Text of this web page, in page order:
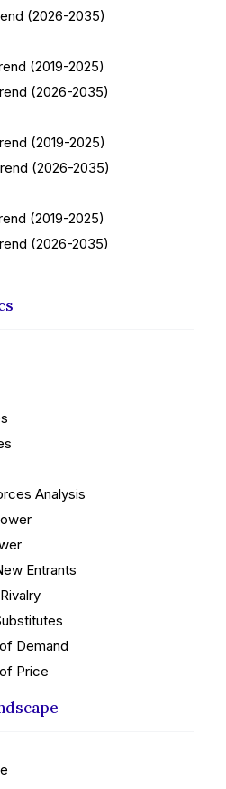
(2026-2035)
(2019-2025)
(2026-2035)
(2019-2025)
(2026-2035)
(2019-2025)
(2026-2035)
Analysis
Entrants
Demand
Price